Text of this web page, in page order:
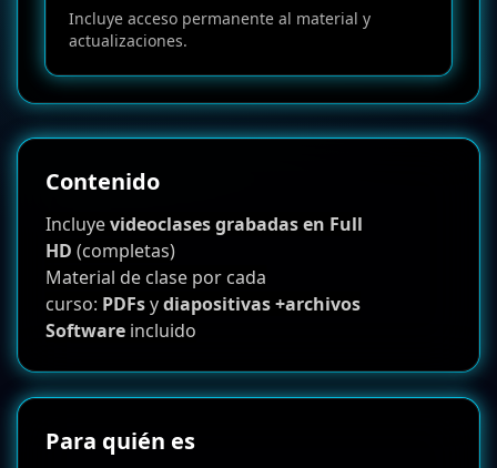
Incluye acceso permanente al material y
actualizaciones.
Contenido
Incluyevideoclases grabadas en Full
HD (completas)
Material de clase por cada
curso: PDFsydiapositivas +archivos
Software incluido
Para quién es